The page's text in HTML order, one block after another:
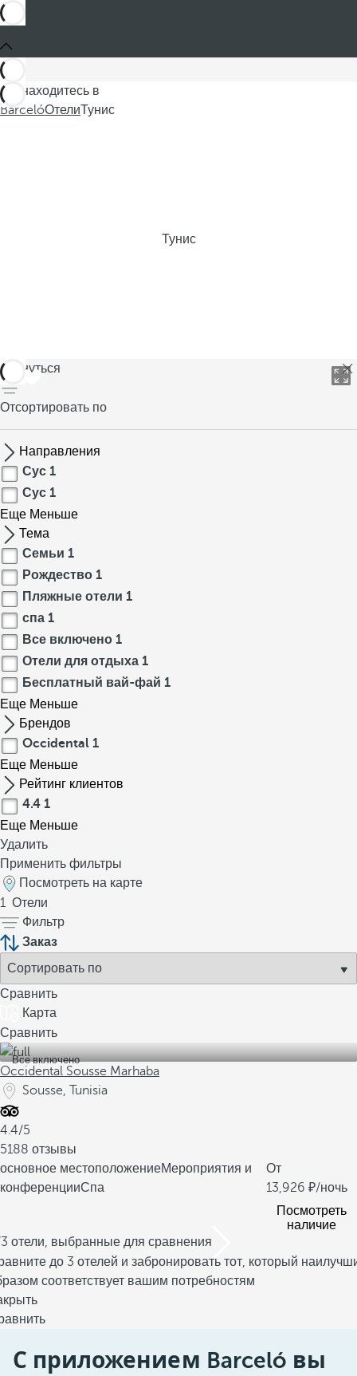
Вы находитесь в
BarcelóОтелиТунис
Тунис
вернуться
Отсортировать по
Направления
Сус 1
Сус 1
Еще Меньше
Тема
Семьи 1
Рождество 1
Пляжные отели 1
спа 1
Все включено 1
Отели для отдыха 1
Бесплатный вай-фай 1
Еще Меньше
Брендов
Occidental 1
Еще Меньше
Рейтинг клиентов
4.4 1
Еще Меньше
Удалить
Применить фильтры
Посмотреть на карте
1 Отели
Фильтр
Заказ
Сравнить
Карта
Сравнить
Все включено
Occidental Sousse Marhaba
Sousse, Tunisia
4.4/5
5188 отзывы
основное местоположениеМероприятия и
конференцииСпа
От
13,926
/ночь
Посмотреть
наличие
отели, выбранные для сравнения
до 3 отелей и забронировать тот, который
соответствует вашим потребностям
С приложением Barceló вы